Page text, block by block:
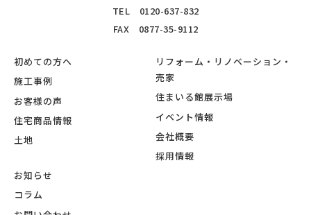
TEL 0120-637-832
FAX 0877-35-9112
初めての方へ
施工事例
お客様の声
住宅商品情報
土地
リフォーム・リノベーション・
売家
住まいる館展示場
イベント情報
会社概要
採用情報
お知らせ
コラム